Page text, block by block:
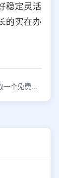
稳定灵活
的实在办
下一篇：如何获取一个免费一级域名？